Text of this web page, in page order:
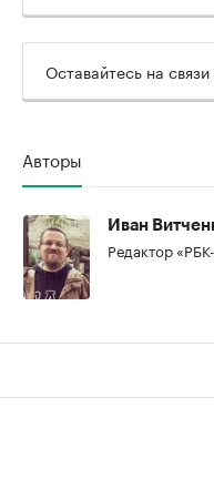
Оставайтесь на
Авторы
Иван
Редактор